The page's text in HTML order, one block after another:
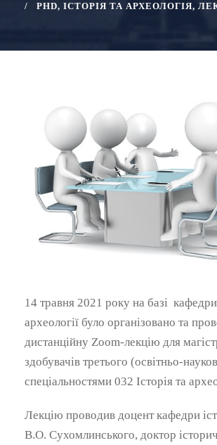
PHD, ІСТОРІЯ ТА АРХЕОЛОГІЯ,
14 травня 2021 року на базі кафедри
археології було організовано та
дистанційну Zoom-лекцію для
здобувачів третього (освітньо-
спеціальностями 032 Історія та
Лекцію проводив доцент кафедри
В.О. Сухомлинського, доктор